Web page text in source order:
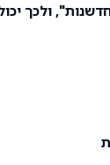
ולכך